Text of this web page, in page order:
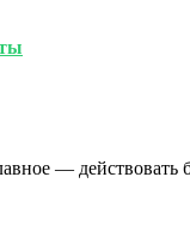
— действовать